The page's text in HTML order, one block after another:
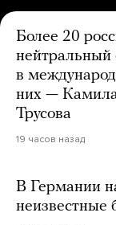
Более 20
нейтральный
в
них —
Трусова
19 часов назад
В Германии
неизвестные